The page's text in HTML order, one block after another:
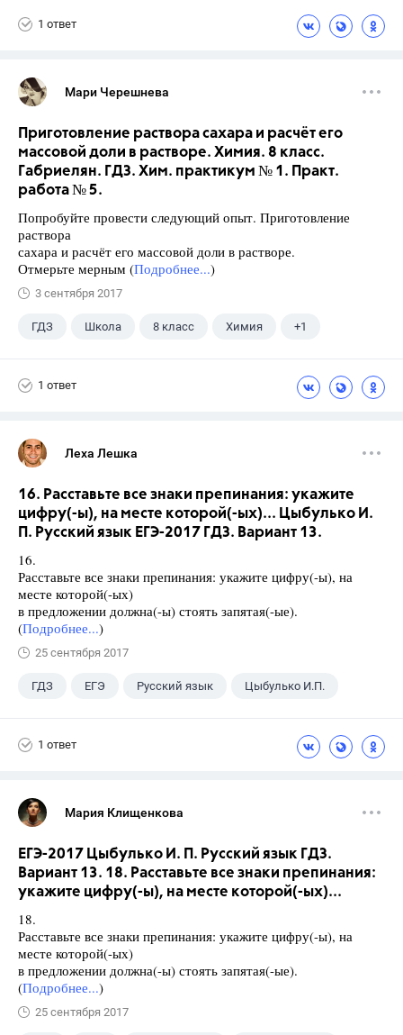
1 ответ
Мари Черешнева
Приготовление раствора сахара и расчёт его
массовой доли в растворе. Химия. 8 класс.
Габриелян. ГДЗ. Хим. практикум № 1. Практ.
работа № 5.
Попробуйте провести следующий опыт. Приготовление
раствора
сахара и расчёт его массовой доли в растворе.
Отмерьте мерным (Подробнее...)
3 сентября 2017
ГДЗ Школа 8 класс Химия +1
1 ответ
Леха Лешка
16. Расставьте все знаки препинания: укажите
цифру(-ы), на месте которой(-ых)... Цыбулько И.
П. Русский язык ЕГЭ-2017 ГДЗ. Вариант 13.
16.
Расставьте все знаки препинания: укажите цифру(-ы), на
месте которой(-ых)
в предложении должна(-ы) стоять запятая(-ые).
(Подробнее...)
25 сентября 2017
ГДЗ ЕГЭ Русский язык Цыбулько И.П.
1 ответ
Мария Клищенкова
ЕГЭ-2017 Цыбулько И. П. Русский язык ГДЗ.
Вариант 13. 18. Расставьте все знаки препинания:
укажите цифру(-ы), на месте которой(-ых)...
18.
Расставьте все знаки препинания: укажите цифру(-ы), на
месте которой(-ых)
в предложении должна(-ы) стоять запятая(-ые).
(Подробнее...)
25 сентября 2017